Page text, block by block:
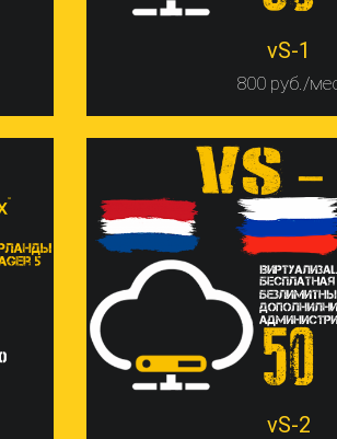
vS-1
800 руб./
vS-2